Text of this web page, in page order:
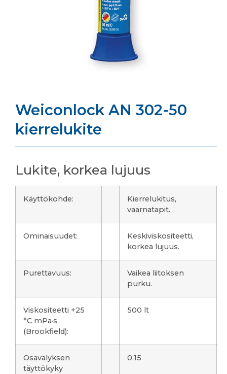
Weiconlock AN 302-50
kierrelukite
Lukite, korkea lujuus
Käyttökohde:
Kierrelukitus,
vaarnatapit.
Ominaisuudet:
Keskiviskositeetti,
korkea lujuus.
Purettavuus:
Vaikea liitoksen
purku.
Viskositeetti +25
°C mPa·s
(Brookfield):
500 lt
Osavälyksen
täyttökyky
0,15